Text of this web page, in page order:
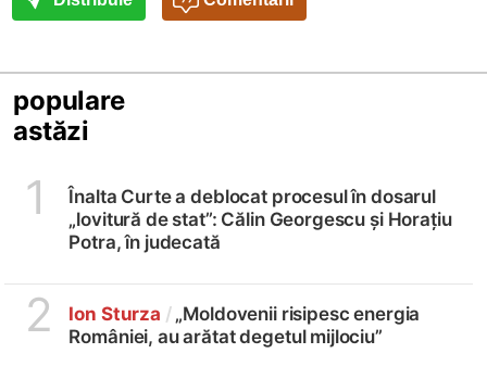
populare
astăzi
1
Înalta Curte a deblocat procesul în dosarul
„lovitură de stat”: Călin Georgescu și Horațiu
Potra, în judecată
2 Ion Sturza /„Moldovenii risipesc energia
României, au arătat degetul mijlociu”